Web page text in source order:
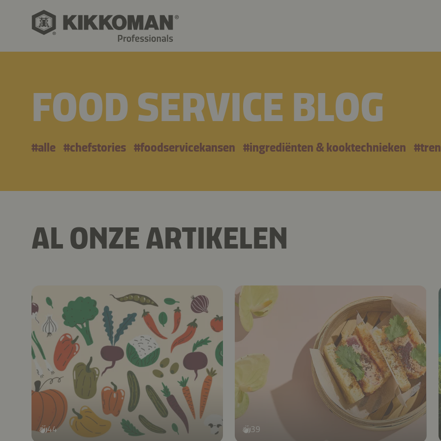
FOOD SERVICE BLOG
#alle #chefstories #foodservicekansen #ingrediënten & kooktechnieken
AL ONZE ARTIKELEN
44 39